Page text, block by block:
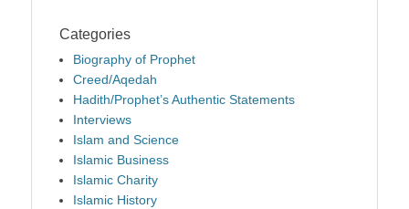
Categories
Biography of Prophet
Creed/Aqedah
Hadith/Prophet’s Authentic Statements
Interviews
Islam and Science
Islamic Business
Islamic Charity
Islamic History